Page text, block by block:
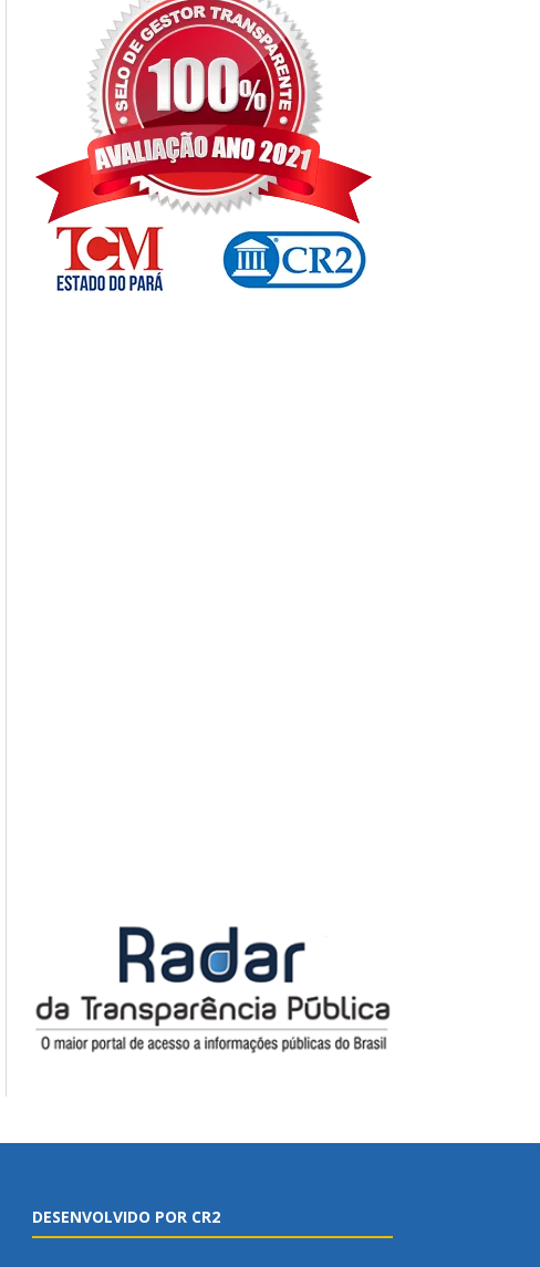
DESENVOLVIDO POR CR2